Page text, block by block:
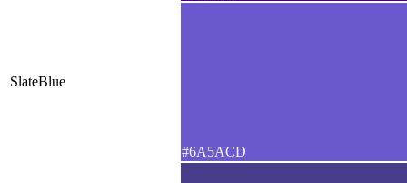
SlateBlue
#6A5ACD